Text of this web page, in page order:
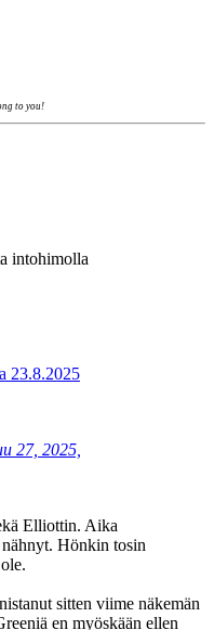
to you!
intohimolla
23.8.2025
27, 2025,
Elliottin. Aika
Hönkin tosin
sitten viime näkemän
en myöskään ellen